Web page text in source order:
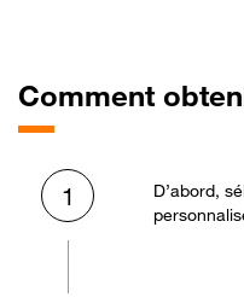
Comment
1
D’abord,